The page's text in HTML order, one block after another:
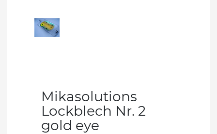
Mikasolutions
Lockblech Nr. 2
gold eye